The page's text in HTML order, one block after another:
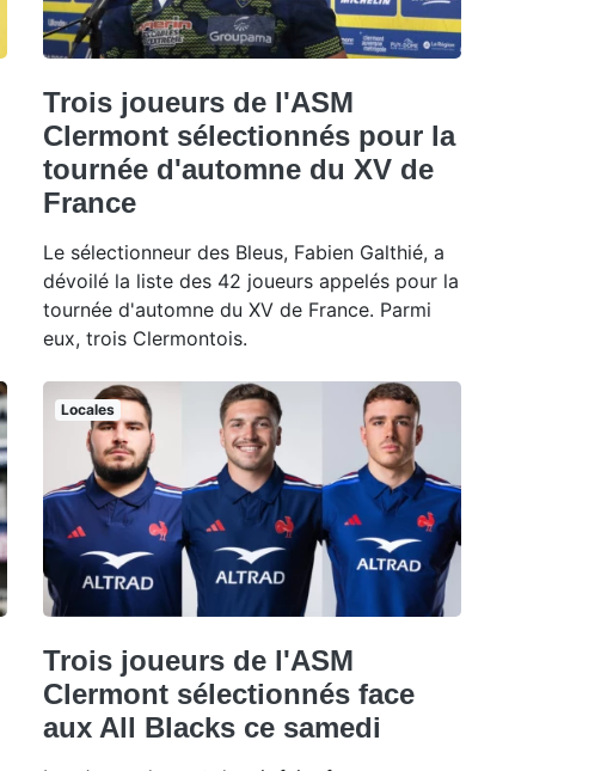
Trois joueurs de l'ASM
Clermont sélectionnés pour la
tournée d'automne du XV de
France
Le sélectionneur des Bleus, Fabien Galthié, a
dévoilé la liste des 42 joueurs appelés pour la
tournée d'automne du XV de France. Parmi
eux, trois Clermontois.
Locales
Trois joueurs de l'ASM
Clermont sélectionnés face
aux All Blacks ce samedi